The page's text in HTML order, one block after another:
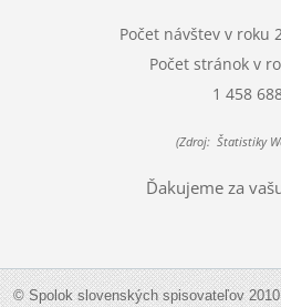
Počet návštev v roku
Počet stránok v
1 458
(Zdroj: Štatistiky
Ďakujeme za
© Spolok slovenských spisovateľov